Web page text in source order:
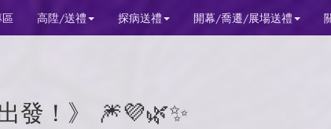
高陞/送禮 探病送禮 開幕/喬遷/展場送禮
發！》 🎆💜🌿✨